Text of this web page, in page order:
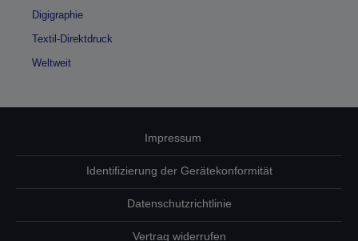
Digigraphie
Textil-Direktdruck
Weltweit
Impressum
Identifizierung der Gerätekonformität
Datenschutzrichtlinie
Vertrag widerrufen